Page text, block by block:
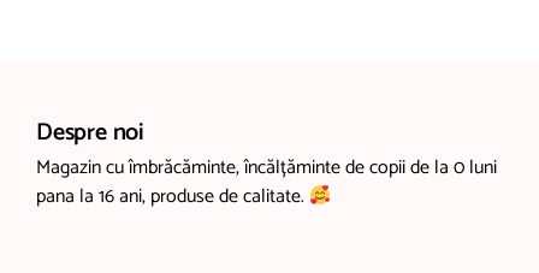
Despre noi
Magazin cu îmbrăcăminte, încălțăminte de copii de la 0 luni
pana la 16 ani, produse de calitate.